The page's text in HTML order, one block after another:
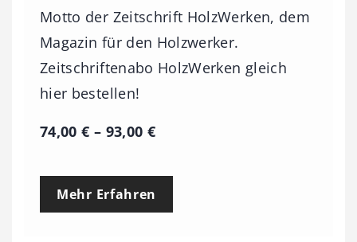
Motto der Zeitschrift HolzWerken, dem
Magazin für den Holzwerker.
Zeitschriftenabo HolzWerken gleich
hier bestellen!
74,00€ – 93,00 €P
e
Mehr Erfahren